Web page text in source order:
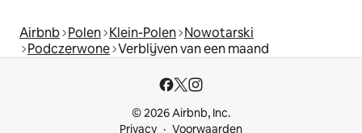
Airbnb Polen Klein-Polen Nowotarski
Podczerwone Verblijven van een maand
© 2026 Airbnb, Inc.
Privacy
Voorwaarden